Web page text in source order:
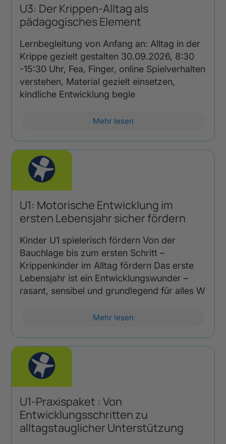
U3: Der Krippen-Alltag als
pädagogisches Element
Lernbegleitung von Anfang an: Alltag in der
Krippe gezielt gestalten 30.09.2026, 8:30
-15:30 Uhr, Fea, Finger, online Spielverhalten
verstehen, Material gezielt einsetzen,
kindliche Entwicklung begle
Mehr lesen
U1: Motorische Entwicklung im
ersten Lebensjahr sicher fördern
Kinder U1 spielerisch fördern Von der
Bauchlage bis zum ersten Schritt –
Krippenkinder im Alltag fördern Das erste
Lebensjahr ist ein Entwicklungswunder –
rasant, sensibel und grundlegend für alles W
Mehr lesen
U1-Praxispaket : Von
Entwicklungsschritten zu
alltagstauglicher Unterstützung